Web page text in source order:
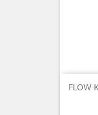
FLOW